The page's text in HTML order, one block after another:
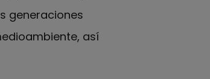
generaciones
así